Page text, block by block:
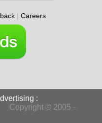
| Careers
:
Copyright © 2005 -